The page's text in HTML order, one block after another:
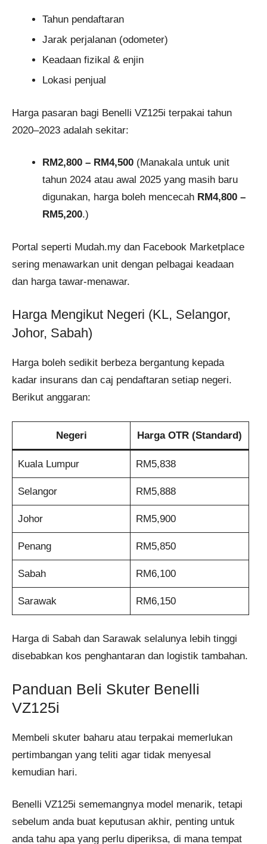
Tahun pendaftaran
Jarak perjalanan (odometer)
Keadaan fizikal & enjin
Lokasi penjual
Harga pasaran bagi Benelli VZ125i terpakai tahun
2020–2023 adalah sekitar:
RM2,800 – RM4,500 (Manakala untuk unit
tahun 2024 atau awal 2025 yang masih baru
digunakan, harga boleh mencecah RM4,800 –
RM5,200.)
Portal seperti Mudah.my dan Facebook Marketplace
sering menawarkan unit dengan pelbagai keadaan
dan harga tawar-menawar.
Harga Mengikut Negeri (KL, Selangor,
Johor, Sabah)
Harga boleh sedikit berbeza bergantung kepada
kadar insurans dan caj pendaftaran setiap negeri.
Berikut anggaran:
Negeri Harga OTR (Standard)
Kuala Lumpur RM5,838
Selangor RM5,888
Johor RM5,900
Penang RM5,850
Sabah RM6,100
Sarawak RM6,150
Harga di Sabah dan Sarawak selalunya lebih tinggi
disebabkan kos penghantaran dan logistik tambahan.
Panduan Beli Skuter Benelli
VZ125i
Membeli skuter baharu atau terpakai memerlukan
pertimbangan yang teliti agar tidak menyesal
kemudian hari.
Benelli VZ125i sememangnya model menarik, tetapi
sebelum anda buat keputusan akhir, penting untuk
anda tahu apa yang perlu diperiksa, di mana tempat